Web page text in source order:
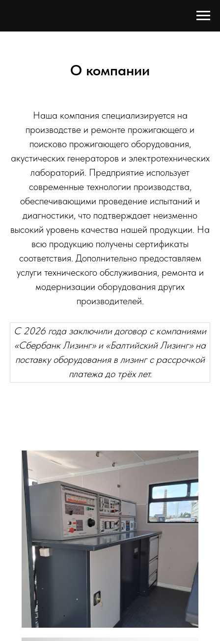
О компании
Наша компания специализируется на
производстве и ремонте прожигающего и
поисково прожигающего оборудования,
акустических генераторов и электротехнических
лабораторий. Предприятие использует
современные технологии производства,
обеспечивающими проведение испытаний и
диагностики, что подтверждает неизменно
высокий уровень качества нашей продукции. На
всю продукцию получены сертификаты
соответствия. Дополнительно предоставляем
услуги технического обслуживания, ремонта и
модернизации оборудования других
производителей.
С 2026 года заключили договор с компаниями
«Сбербанк Лизинг» и «Балтийский Лизинг» на
поставку оборудования в лизинг с рассрочкой
платежа до трёх лет.